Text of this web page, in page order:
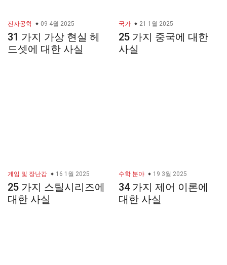
전자공학 09 4월 2025
31 가지 가상 현실 헤
드셋에 대한 사실
국가 21 1월 2025
25 가지 중국에 대한
사실
게임 및 장난감 16 1월 2025
25 가지 스틸시리즈에
대한 사실
수학 분야 19 3월 2025
34 가지 제어 이론에
대한 사실